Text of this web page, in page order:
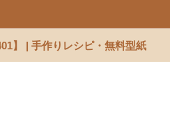
】 | 手作りレシピ・無料型紙